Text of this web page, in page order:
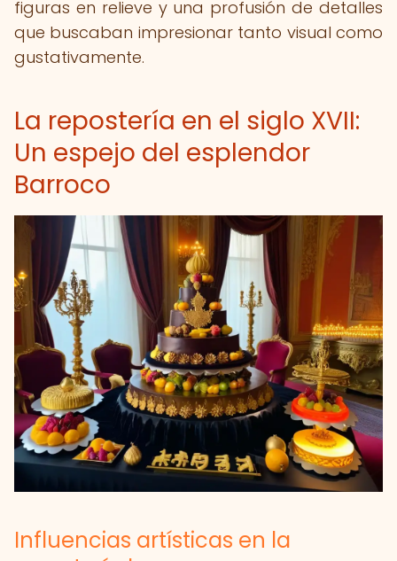
figuras en relieve y una profusión de detalles
que buscaban impresionar tanto visual como
gustativamente.
La repostería en el siglo XVII:
Un espejo del esplendor
Barroco
Influencias artísticas en la